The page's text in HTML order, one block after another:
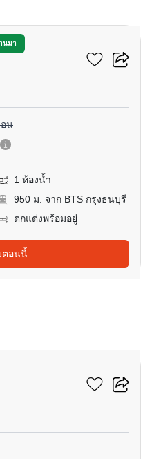
นมา
อน
1 ห้องน้ำ
950 ม. จาก BTS กรุงธนบุรี
ตกแต่งพร้อมอยู่
ตอนนี้